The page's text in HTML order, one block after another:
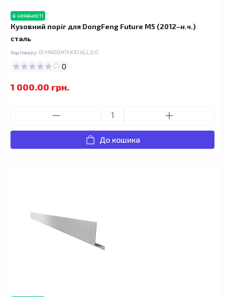
в наявності
Кузовний поріг для DongFeng Future M5 (2012–н.ч.)
сталь
Код товару: 01.HN00H1XXX1.ALL.0.0
0
1 000.00 грн.
До кошика